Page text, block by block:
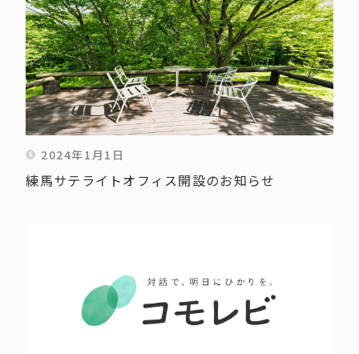
2024年1月1日
練馬サテライトオフィス開設のお知らせ